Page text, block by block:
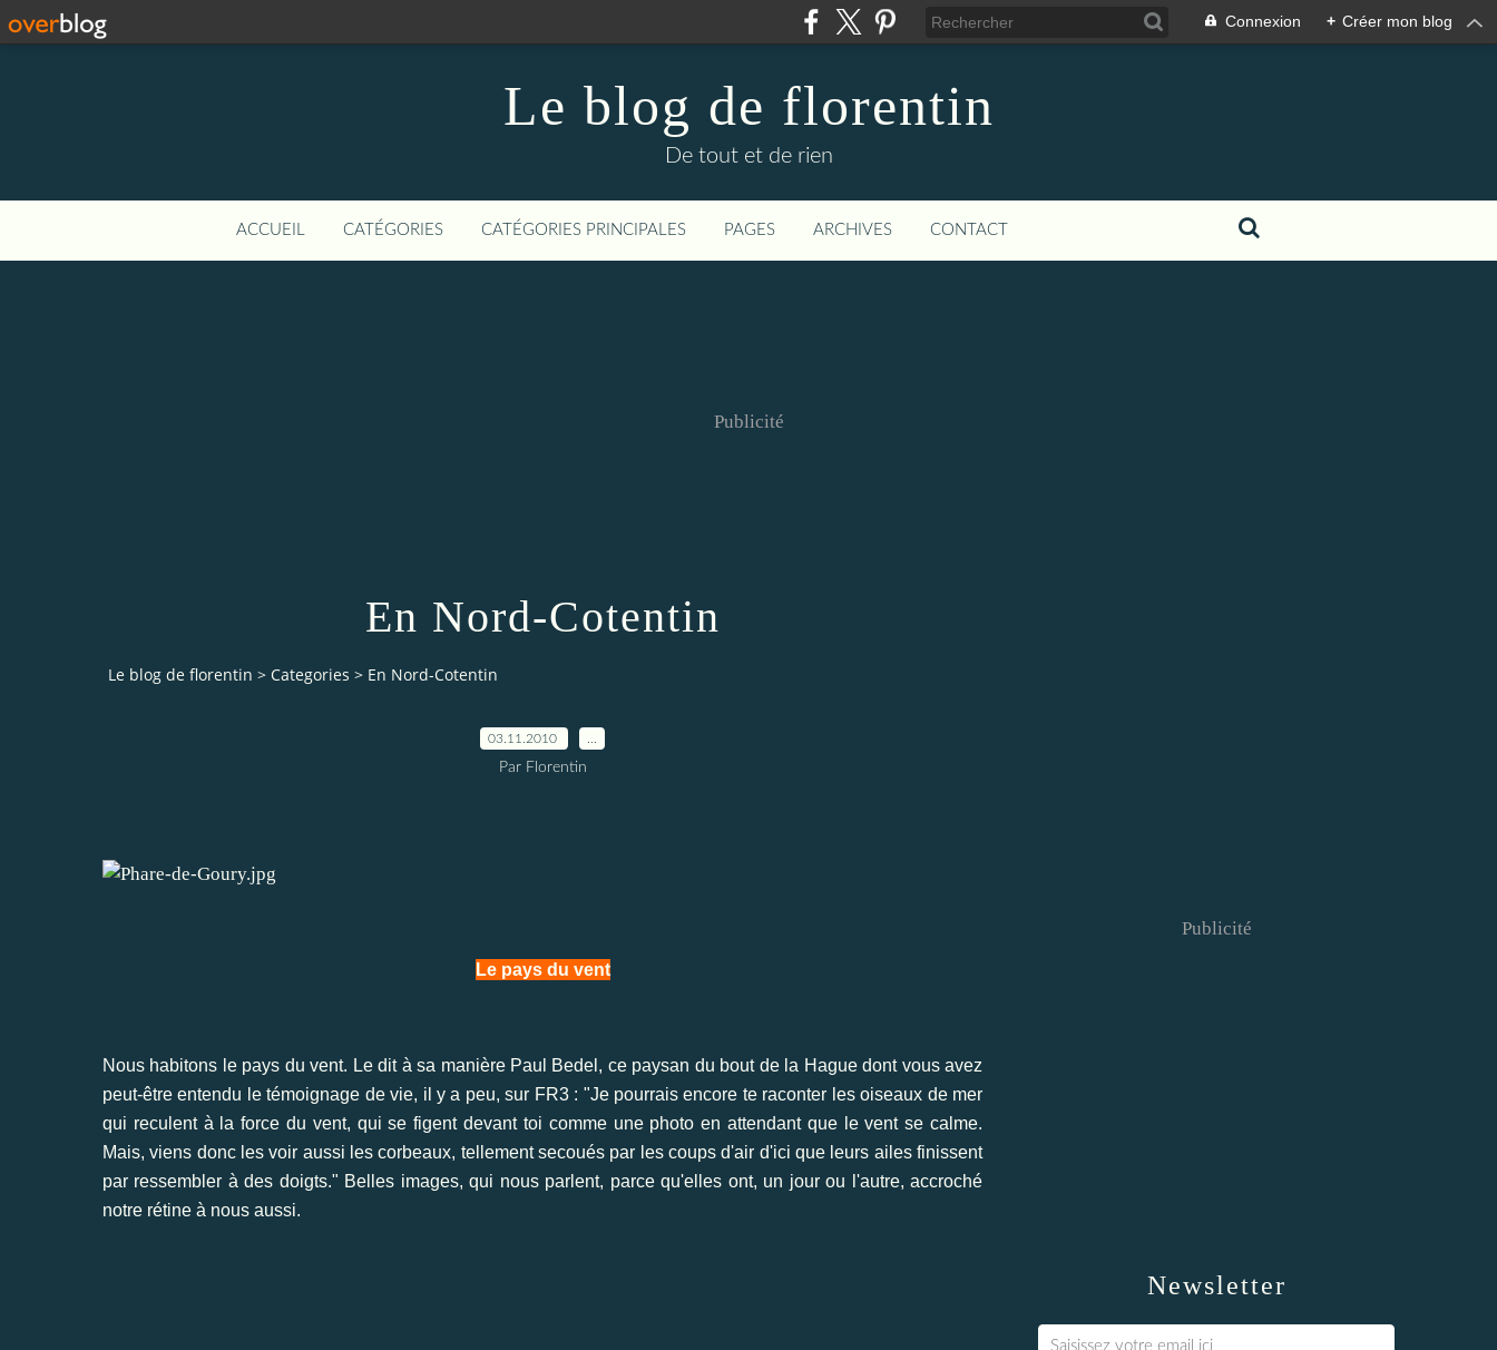
Connexion + Créer mon blog
Le blog de florentin
De tout et de rien
ACCUEIL CATÉGORIES CATÉGORIES PRINCIPALES PAGES ARCHIVES CONTACT
Publicité
En Nord-Cotentin
Le blog de florentin > Categories > En Nord-Cotentin
03.11.2010
Par Florentin
Le pays du vent
Nous habitons le pays du vent. Le dit à sa manière Paul Bedel, ce paysan du bout de la Hague dont vous avez
peut-être entendu le témoignage de vie, il y a peu, sur FR3 : "Je pourrais encore te raconter les oiseaux de mer
qui reculent à la force du vent, qui se figent devant toi comme une photo en attendant que le vent se calme.
Mais, viens donc les voir aussi les corbeaux, tellement secoués par les coups d'air d'ici que leurs ailes finissent
par ressembler à des doigts." Belles images, qui nous parlent, parce qu'elles ont, un jour ou l'autre, accroché
notre rétine à nous aussi.
Newsletter
Publicité